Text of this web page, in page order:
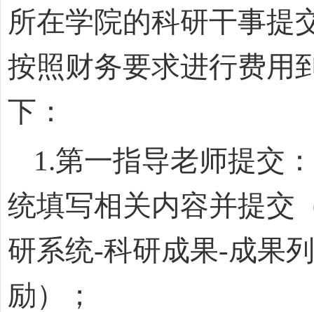
所在学院的科研干事提
按照财务要求进行费用
下：
1.第一指导老师提交
统填写相关内容并提交
研系统-科研成果-成果
励）；